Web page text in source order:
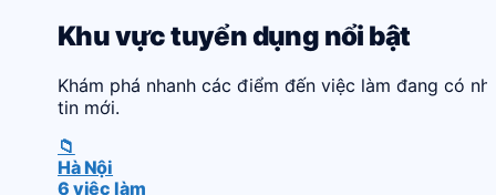
Khu vực tuyển dụng nổi bật
Khám phá nhanh các điểm đến việc làm đang có
tin mới.
📁
Hà Nội
6 việc làm